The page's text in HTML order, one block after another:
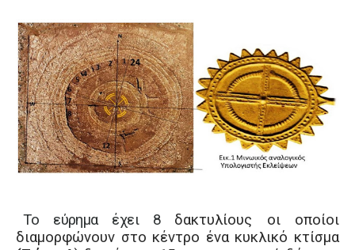
Το εύρημα έχει 8 δακτυλίους οι οποίοι
διαμορφώνουν στο κέντρο ένα κυκλικό κτίσμα